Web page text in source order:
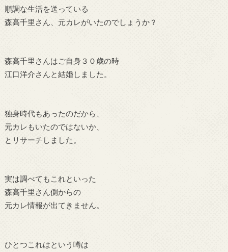
順調な生活を送っている
森高千里さん、元カレがいたのでしょうか？
森高千里さんはご自身３０歳の時
江口洋介さんと結婚しました。
独身時代もあったのだから、
元カレもいたのではないか、
とリサーチしました。
実は調べてもこれといった
森高千里さん側からの
元カレ情報が出てきません。
ひとつこれはという噂は